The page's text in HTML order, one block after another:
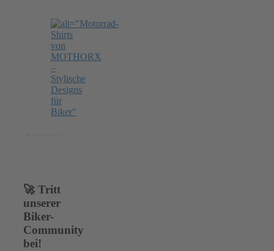
🚀 Tritt
unserer
Biker-
Community
bei!